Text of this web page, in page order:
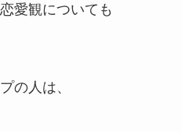
愛観についても
の人は、